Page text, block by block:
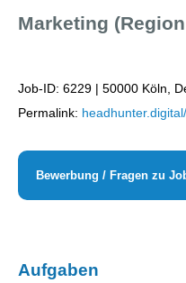
Marketing
Job-ID: 6229 | 50000 Köln,
Permalink:
Bewerbung / Fragen zu
Aufgaben